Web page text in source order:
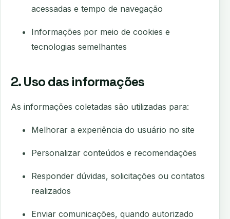
acessadas e tempo de navegação
Informações por meio de cookies e
tecnologias semelhantes
2. Uso das informações
As informações coletadas são utilizadas para:
Melhorar a experiência do usuário no site
Personalizar conteúdos e recomendações
Responder dúvidas, solicitações ou contatos
realizados
Enviar comunicações, quando autorizado